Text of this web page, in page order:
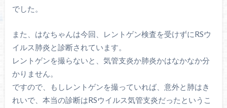
でした。
また、はなちゃんは今回、レントゲン検査を受けずにRSウ
イルス肺炎と診断されています。
レントゲンを撮らないと、気管支炎か肺炎かはなかなか分
かりません。
ですので、もしレントゲンを撮っていれば、意外と肺はき
れいで、本当の診断はRSウイルス気管支炎だったというこ